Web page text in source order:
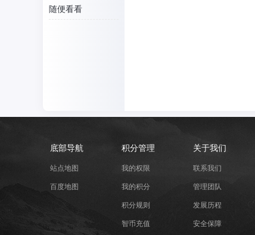
随便看看
底部导航
站点地图
百度地图
积分管理
我的权限
我的积分
积分规则
智币充值
关于我们
联系我们
管理团队
发展历程
安全保障